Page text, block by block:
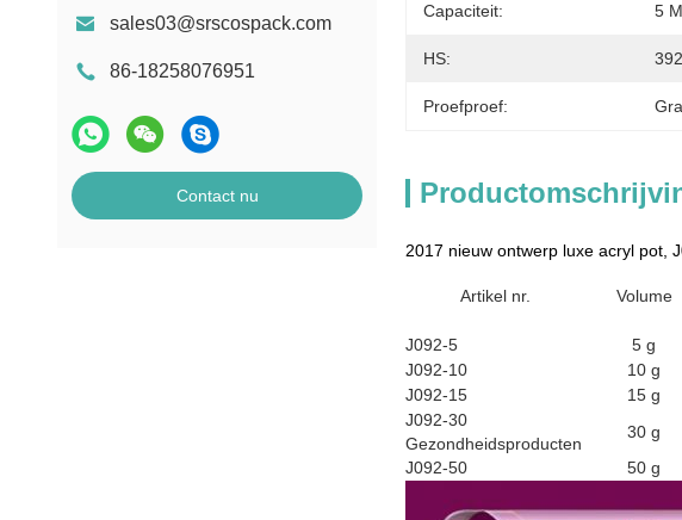
sales03@srscospack.com
86-18258076951
Contact nu
Capaciteit: 5
HS:
Proefproef:
2017 nieuw ontwerp luxe acryl pot,
Artikel nr. Volume
J092-5
5 g
J092-10
10 g
J092-15
15 g
J092-30
Gezondheidsproducten
30 g
J092-50
50 g